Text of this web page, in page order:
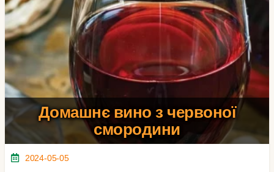
Домашнє вино з червоної
смородини
2024-05-05